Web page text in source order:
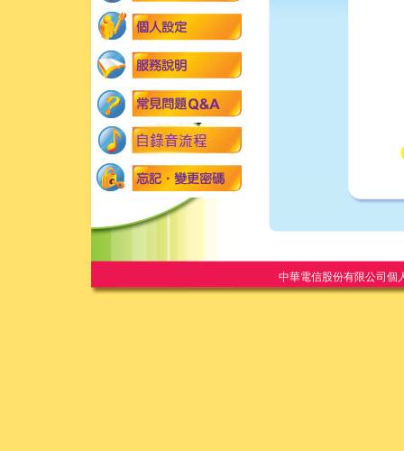
中華電信股份有限公司個